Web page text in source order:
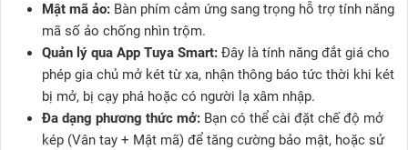
Mật mã ảo: Bàn phím cảm ứng sang trọng hỗ trợ tính năng
mã số ảo chống nhìn trộm.
Quản lý qua App Tuya Smart: Đây là tính năng đắt giá cho
phép gia chủ mở két từ xa, nhận thông báo tức thời khi két
bị mở, bị cạy phá hoặc có người lạ xâm nhập.
Đa dạng phương thức mở: Bạn có thể cài đặt chế độ mở
kép (Vân tay + Mật mã) để tăng cường bảo mật, hoặc sử